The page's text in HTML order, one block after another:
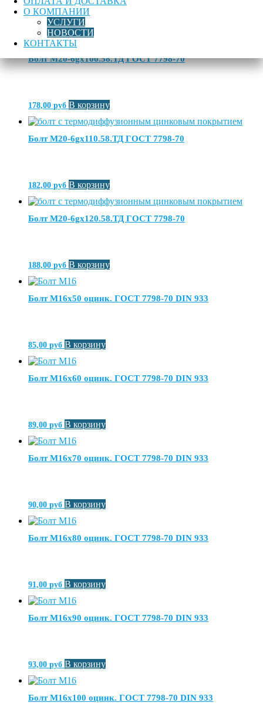
О КОМПАНИИ
УСЛУГИ
НОВОСТИ
КОНТАКТЫ
92,00руб В корзину
Болт М20-6gх100.58.ТД ГОСТ 7798-70
178,00 руб В корзину
Болт М20-6gх110.58.ТД ГОСТ 7798-70
182,00 руб В корзину
Болт М20-6gх120.58.ТД ГОСТ 7798-70
188,00 руб В корзину
Болт М16х50 оцинк. ГОСТ 7798-70 DIN 933
85,00 руб В корзину
Болт М16х60 оцинк. ГОСТ 7798-70 DIN 933
89,00 руб В корзину
Болт М16х70 оцинк. ГОСТ 7798-70 DIN 933
90,00 руб В корзину
Болт М16х80 оцинк. ГОСТ 7798-70 DIN 933
91,00 руб В корзину
Болт М16х90 оцинк. ГОСТ 7798-70 DIN 933
93,00 руб В корзину
Болт М16х100 оцинк. ГОСТ 7798-70 DIN 933